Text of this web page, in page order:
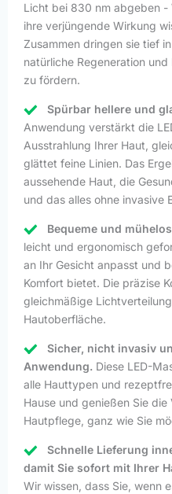
Licht bei 830 nm abgeben -
ihre verjüngende Wirkung
Zusammen dringen sie tief
natürliche Regeneration
zu fördern.
Spürbar hellere und
Anwendung verstärkt die
Ausstrahlung Ihrer Haut,
glättet feine Linien. Das
aussehende Haut, die
und das alles ohne invasive
Bequeme und
leicht und ergonomisch
an Ihr Gesicht anpasst und
Komfort bietet. Die präzise
gleichmäßige
Hautoberfläche.
Sicher, nicht invasiv
Anwendung. Diese LED-
alle Hauttypen und
Hause und genießen Sie
Hautpflege, ganz wie Sie
Schnelle Lieferung
damit Sie sofort mit Ihrer
Wir wissen, dass Sie, wenn